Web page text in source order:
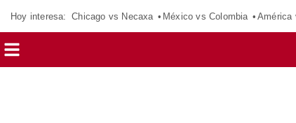
Hoy interesa: Chicago vs Necaxa México vs Colombia América